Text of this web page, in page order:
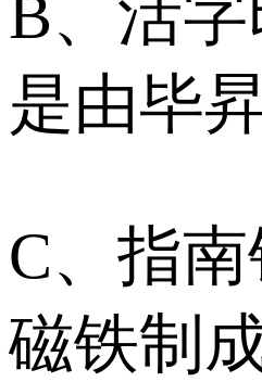
B、活
是由毕
C、指
磁铁制